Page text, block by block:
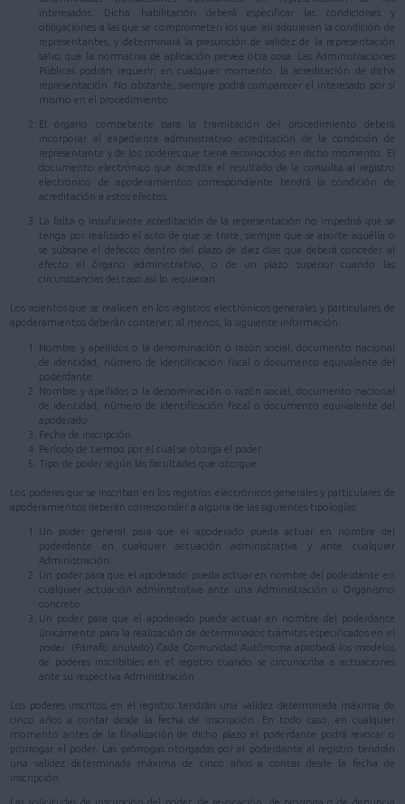
interesados. Dicha habilitación deberá especificar las condiciones y
obligaciones a las que se comprometen los que así adquieran la condición de
representantes, y determinará la presunción de validez de la representación
salvo que la normativa de aplicación prevea otra cosa. Las Administraciones
Públicas podrán requerir, en cualquier momento, la acreditación de dicha
representación. No obstante, siempre podrá comparecer el interesado por sí
mismo en el procedimiento.
El órgano competente para la tramitación del procedimiento deberá
incorporar al expediente administrativo acreditación de la condición de
representante y de los poderes que tiene reconocidos en dicho momento. El
documento electrónico que acredite el resultado de la consulta al registro
electrónico de apoderamientos correspondiente tendrá la condición de
acreditación a estos efectos.
La falta o insuficiente acreditación de la representación no impedirá que se
tenga por realizado el acto de que se trate, siempre que se aporte aquélla o
se subsane el defecto dentro del plazo de diez días que deberá conceder al
efecto el órgano administrativo, o de un plazo superior cuando las
circunstancias del caso así lo requieran.
Los asientos que se realicen en los registros electrónicos generales y particulares de
apoderamientos deberán contener, al menos, la siguiente información:
Nombre y apellidos o la denominación o razón social, documento nacional
de identidad, número de identificación fiscal o documento equivalente del
poderdante.
Nombre y apellidos o la denominación o razón social, documento nacional
de identidad, número de identificación fiscal o documento equivalente del
apoderado.
Fecha de inscripción.
Período de tiempo por el cual se otorga el poder.
Tipo de poder según las facultades que otorgue.
Los poderes que se inscriban en los registros electrónicos generales y particulares de
apoderamientos deberán corresponder a alguna de las siguientes tipologías:
Un poder general para que el apoderado pueda actuar en nombre del
poderdante en cualquier actuación administrativa y ante cualquier
Administración.
Un poder para que el apoderado pueda actuar en nombre del poderdante en
cualquier actuación administrativa ante una Administración u Organismo
concreto.
Un poder para que el apoderado pueda actuar en nombre del poderdante
únicamente para la realización de determinados trámites especificados en el
poder. (Párrafo anulado) Cada Comunidad Autónoma aprobará los modelos
de poderes inscribibles en el registro cuando se circunscriba a actuaciones
ante su respectiva Administración
Los poderes inscritos en el registro tendrán una validez determinada máxima de
cinco años a contar desde la fecha de inscripción. En todo caso, en cualquier
momento antes de la finalización de dicho plazo el poderdante podrá revocar o
prorrogar el poder. Las prórrogas otorgadas por el poderdante al registro tendrán
una validez determinada máxima de cinco años a contar desde la fecha de
inscripción.